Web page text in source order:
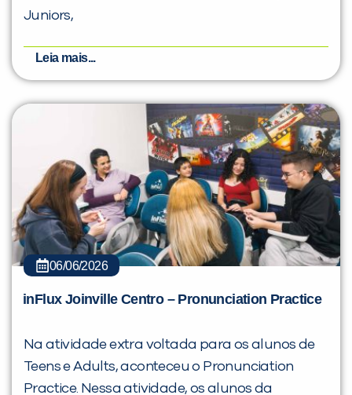
Juniors,
Leia mais...
06/06/2026
inFlux Joinville Centro – Pronunciation Practice
Na atividade extra voltada para os alunos de
Teens e Adults, aconteceu o Pronunciation
Practice. Nessa atividade, os alunos da